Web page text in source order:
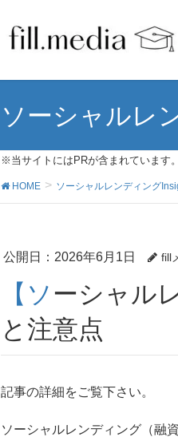
ソーシャルレ
※当サイトにはPRが含まれています。
HOME ソーシャルレンディング
公開日： 2026年6月1日 fill
【ソーシャルレンディング】延滞発生！回収への道
と注意点
記事の詳細をご覧下さい。
ソーシャルレンディング（融